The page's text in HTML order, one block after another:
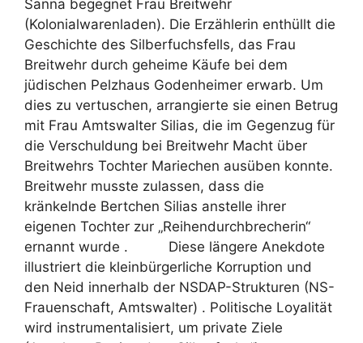
Sanna begegnet Frau Breitwehr
(Kolonialwarenladen). Die Erzählerin enthüllt die
Geschichte des Silberfuchsfells, das Frau
Breitwehr durch geheime Käufe bei dem
jüdischen Pelzhaus Godenheimer erwarb. Um
dies zu vertuschen, arrangierte sie einen Betrug
mit Frau Amtswalter Silias, die im Gegenzug für
die Verschuldung bei Breitwehr Macht über
Breitwehrs Tochter Mariechen ausüben konnte.
Breitwehr musste zulassen, dass die
kränkelnde Bertchen Silias anstelle ihrer
eigenen Tochter zur „Reihendurchbrecherin“
ernannt wurde . Diese längere Anekdote
illustriert die kleinbürgerliche Korruption und
den Neid innerhalb der NSDAP-Strukturen (NS-
Frauenschaft, Amtswalter) . Politische Loyalität
wird instrumentalisiert, um private Ziele